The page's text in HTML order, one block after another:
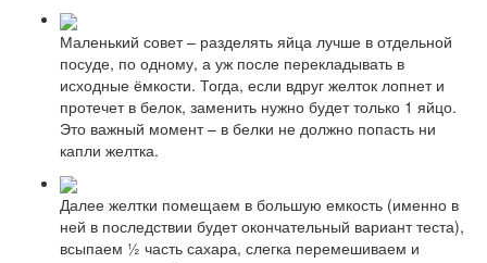
Маленький совет – разделять яйца лучше в отдельной
посуде, по одному, а уж после перекладывать в
исходные ёмкости. Тогда, если вдруг желток лопнет и
протечет в белок, заменить нужно будет только 1 яйцо.
Это важный момент – в белки не должно попасть ни
капли желтка.
Далее желтки помещаем в большую емкость (именно в
ней в последствии будет окончательный вариант теста),
всыпаем ½ часть сахара, слегка перемешиваем и